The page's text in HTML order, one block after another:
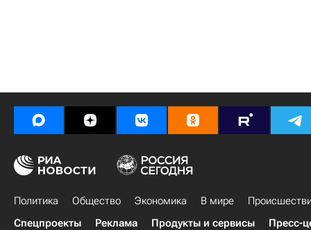
Политика Общество Экономика В мире
Спецпроекты
Реклама Продукты и сервисы Пресс-